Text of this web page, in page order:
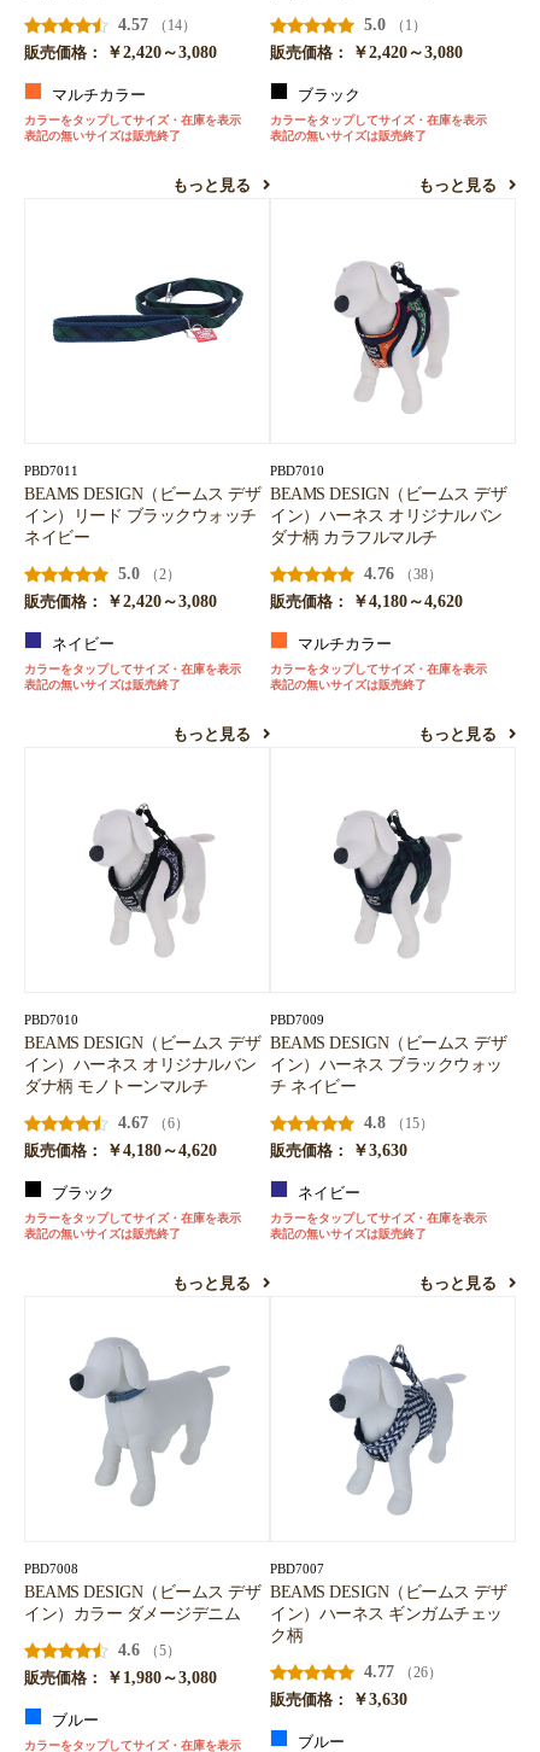
4.57
（14）
販売価格：
￥2,420～3,080
マルチカラー
カラーをタップしてサイズ・在庫を表示
表記の無いサイズは販売終了
もっと見る
5.0
（1）
販売価格：
￥2,420～3,080
ブラック
カラーをタップしてサイズ・在庫を表示
表記の無いサイズは販売終了
もっと見る
PBD7011
BEAMS DESIGN（ビームス デザ
イン）リード ブラックウォッチ
ネイビー
5.0
（2）
販売価格：
￥2,420～3,080
ネイビー
カラーをタップしてサイズ・在庫を表示
表記の無いサイズは販売終了
もっと見る
PBD7010
BEAMS DESIGN（ビームス デザ
イン）ハーネス オリジナルバン
ダナ柄 カラフルマルチ
4.76
（38）
販売価格：
￥4,180～4,620
マルチカラー
カラーをタップしてサイズ・在庫を表示
表記の無いサイズは販売終了
もっと見る
PBD7010
BEAMS DESIGN（ビームス デザ
イン）ハーネス オリジナルバン
ダナ柄 モノトーンマルチ
4.67
（6）
販売価格：
￥4,180～4,620
ブラック
カラーをタップしてサイズ・在庫を表示
表記の無いサイズは販売終了
もっと見る
PBD7009
BEAMS DESIGN（ビームス デザ
イン）ハーネス ブラックウォッ
チ ネイビー
4.8
（15）
販売価格：
￥3,630
ネイビー
カラーをタップしてサイズ・在庫を表示
表記の無いサイズは販売終了
もっと見る
PBD7008
BEAMS DESIGN（ビームス デザ
イン）カラー ダメージデニム
4.6
（5）
販売価格：
￥1,980～3,080
ブルー
カラーをタップしてサイズ・在庫を表示
PBD7007
BEAMS DESIGN（ビームス デザ
イン）ハーネス ギンガムチェッ
ク柄
4.77
（26）
販売価格：
￥3,630
ブルー